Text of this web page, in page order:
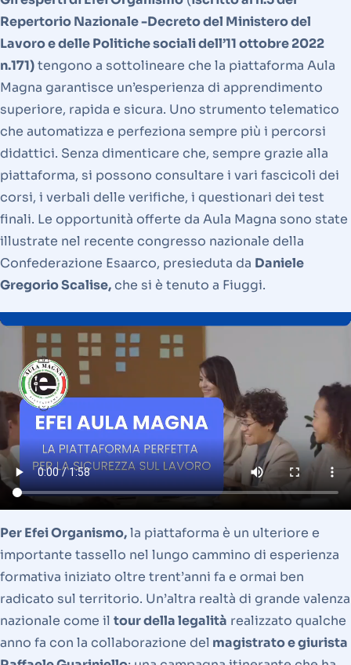
Repertorio Nazionale -Decreto del Ministero del
Lavoro e delle Politiche sociali dell’11 ottobre 2022
n.171)tengono a sottolineare che la piattaforma Aula
Magna garantisce un’esperienza di apprendimento
superiore, rapida e sicura. Uno strumento telematico
che automatizza e perfeziona sempre più i percorsi
didattici. Senza dimenticare che, sempre grazie alla
piattaforma, si possono consultare i vari fascicoli dei
corsi, i verbali delle verifiche, i questionari dei test
finali. Le opportunità offerte da Aula Magna sono state
illustrate nel recente congresso nazionale della
Confederazione Esaarco, presieduta da Daniele
Gregorio Scalise,che si è tenuto a Fiuggi.
Per Efei Organismo,la piattaforma è un ulteriore e
importante tassello nel lungo cammino di esperienza
formativa iniziato oltre trent’anni fa e ormai ben
radicato sul territorio. Un’altra realtà di grande valenza
nazionale come il tour della legalità realizzato qualche
anno fa con la collaborazione del magistrato e giurista